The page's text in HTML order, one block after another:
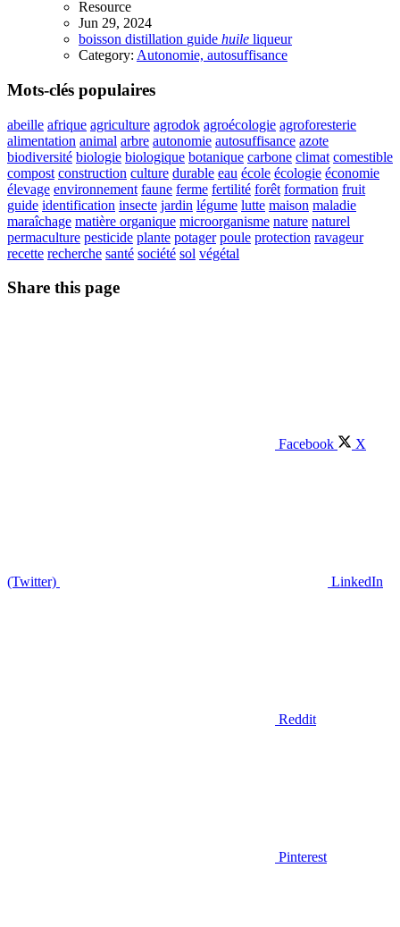
Resource
Jun 29, 2024
boisson distillation guide huile liqueur
Category: Autonomie, autosuffisance
Mots-clés populaires
abeille afrique agriculture agrodok agroécologie agroforesterie
alimentation animal arbre autonomie autosuffisance azote
biodiversité biologie biologique botanique carbone climat comestible
compost construction culture durable eau école écologie économie
élevage environnement faune ferme fertilité forêt formation fruit
guide identification insecte jardin légume lutte maison maladie
maraîchage matière organique microorganisme nature naturel
permaculture pesticide plante potager poule protection ravageur
recette recherche santé société sol végétal
Share this page
Facebook X
(Twitter) LinkedIn
Reddit
Pinterest